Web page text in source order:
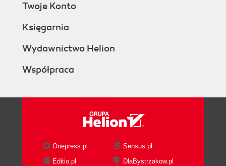
Twoje Konto
Księgarnia
Wydawnictwo Helion
Współpraca
Onepress.pl
Sensus.pl
Editio.pl
DlaBystrzakow.pl